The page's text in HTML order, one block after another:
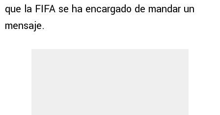
que la FIFA se ha encargado de mandar un
mensaje.